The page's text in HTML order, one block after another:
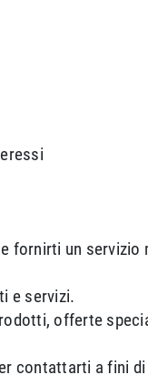
fornirti un
e servizi.
offerte
contattarti a fini